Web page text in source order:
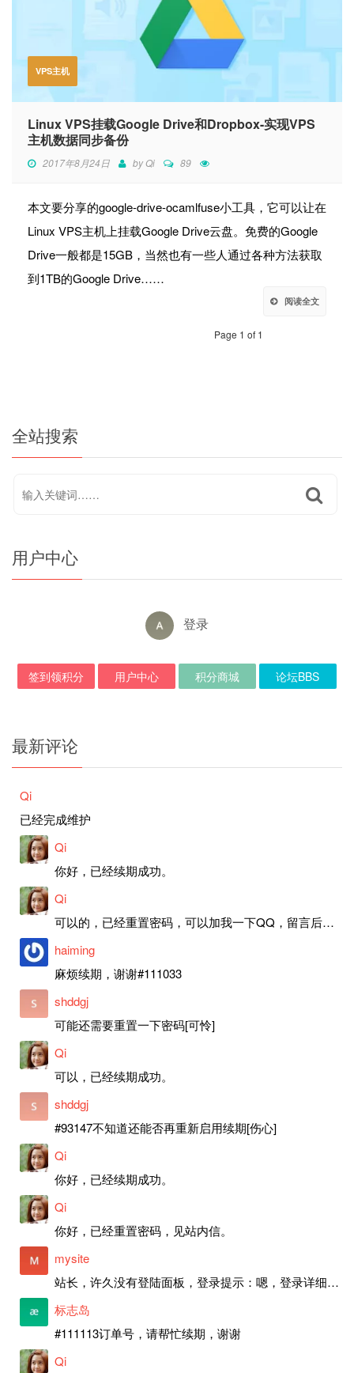
VPS主机
Linux VPS挂载Google Drive和Dropbox-实现VPS
主机数据同步备份
2017年8月24日 byQi 89
本文要分享的google-drive-ocamlfuse小工具，它可以让在
Linux VPS主机上挂载Google Drive云盘。免费的Google
Drive一般都是15GB，当然也有一些人通过各种方法获取
到1TB的Google Drive……
阅读全文
Page 1 of 1
全站搜索
用户中心
登录
签到领积分 用户中心 积分商城 论坛BBS
最新评论
Qi
已经完成维护
Qi
你好，已经续期成功。
Qi
可以的，已经重置密码，可以加我一下QQ，留言后我就发密码给你。
haiming
麻烦续期，谢谢#111033
shddgj
可能还需要重置一下密码[可怜]
Qi
可以，已经续期成功。
shddgj
#93147不知道还能否再重新启用续期[伤心]
Qi
你好，已经续期成功。
Qi
你好，已经重置密码，见站内信。
mysite
站长，许久没有登陆面板，登录提示：嗯，登录详细信息似乎不正确。请重试。 网站还可以正常使用。如果是密码问题请帮忙重置一下密码。谢谢。订单号：97790，账号：aa20210950。 站长，提交了工单，你回复续期成功，不过我的问题是面部登陆信息有问题，一直是初始密码，现在无法登陆，有时间麻烦排查一下。
标志岛
#111113订单号，请帮忙续期，谢谢
Qi